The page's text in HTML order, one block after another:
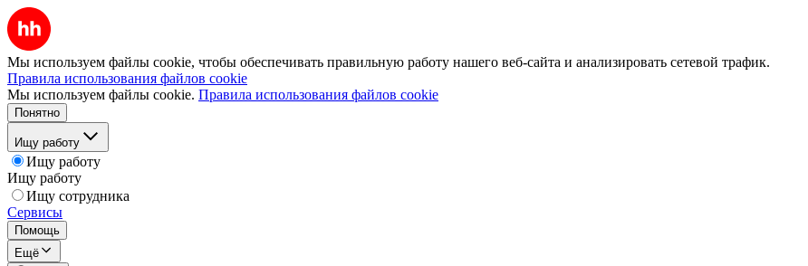
Мы используем файлы cookie, чтобы обеспечивать правильную работу нашего веб-сайта и анализировать сетевой трафик.
Правила использования файлов cookie
Мы используем файлы cookie. Правила использования файлов cookie
Понятно
Ищу работу
Ищу работу
Ищу работу
Ищу сотрудника
Сервисы
Помощь
Ещё